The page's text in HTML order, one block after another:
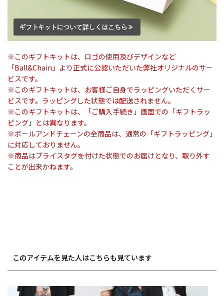
※このギフトキットは、ロゴの使用及びデザインなど
「Ball&Chain」より正式に公認いただいた弊社オリジナルのサー
ビスです。
※このギフトキットは、お客様ご自身でラッピングいただくサー
ビスです。ラッピングした状態では配送されません。
※このギフトキットは、「ご購入手続き」画面での「ギフトラッ
ピング」とは異なります。
※ボールアンドチェーンの全商品は、通常の「ギフトラッピング」
に対応しておりません。
※商品はプライスタグを付けた状態でのお届けとなり、取り外す
ことが出来かねます。
このアイテムを見た人はこちらも見ています